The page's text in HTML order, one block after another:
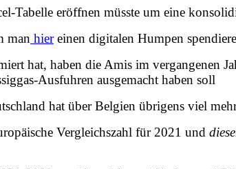
Tabelle eröffnen müsste um eine
man hiereinen digitalen Humpen
hat, haben die Amis im vergangenen
Ausfuhren ausgemacht haben soll
hat über Belgien übrigens viel
Vergleichszahl für 2021 und